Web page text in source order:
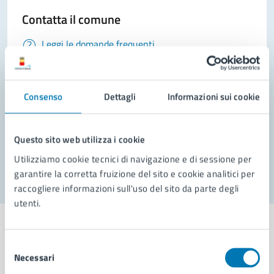
Consenso Dettagli Informazioni sui cookie
Questo sito web utilizza i cookie
Utilizziamo cookie tecnici di navigazione e di sessione per
garantire la corretta fruizione del sito e cookie analitici per
raccogliere informazioni sull'uso del sito da parte degli
utenti.
delNecessari
Contatta il comune
Leggi le domande frequenti
Prenota appuntamento